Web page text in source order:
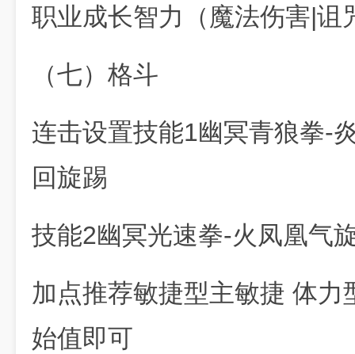
职业成长智力（魔法伤害|诅
（七）格斗
连击设置技能1幽冥青狼拳-
回旋踢
技能2幽冥光速拳-火凤凰气
加点推荐敏捷型主敏捷 体
始值即可